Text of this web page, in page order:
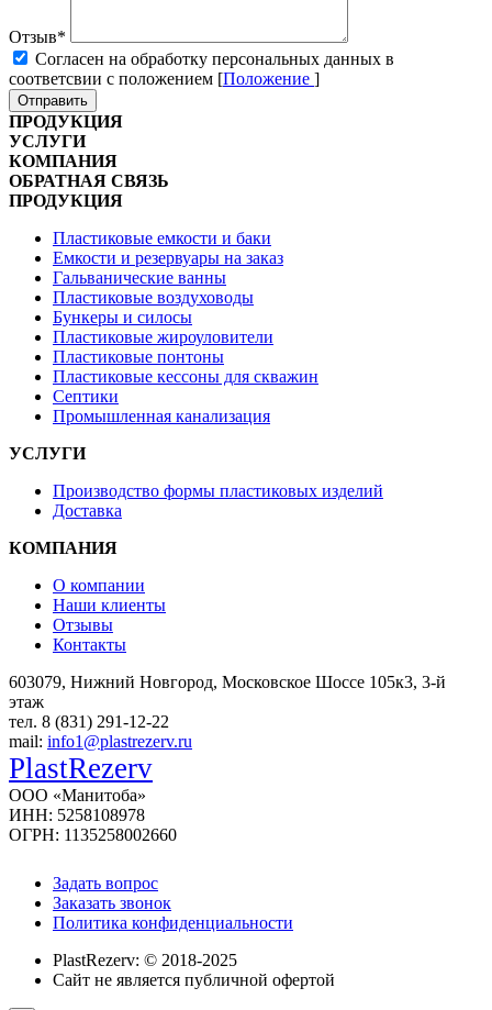
Отзыв*
Cогласен на обработку персональных данных в
соответсвии с положением [Положение ]
Отправить
ПРОДУКЦИЯ
УСЛУГИ
КОМПАНИЯ
ОБРАТНАЯ СВЯЗЬ
ПРОДУКЦИЯ
Пластиковые емкости и баки
Емкости и резервуары на заказ
Гальванические ванны
Пластиковые воздуховоды
Бункеры и силосы
Пластиковые жироуловители
Пластиковые понтоны
Пластиковые кессоны для скважин
Септики
Промышленная канализация
УСЛУГИ
Производство формы пластиковых изделий
Доставка
КОМПАНИЯ
О компании
Наши клиенты
Отзывы
Контакты
603079, Нижний Новгород, Московское Шоссе 105к3, 3-й
этаж
тел. 8 (831) 291-12-22
mail: info1@plastrezerv.ru
PlastRezerv
ООО «Манитоба»
ИНН: 5258108978
ОГРН: 1135258002660
Задать вопрос
Заказать звонок
Политика конфиденциальности
PlastRezerv: © 2018-2025
Cайт не является публичной офертой